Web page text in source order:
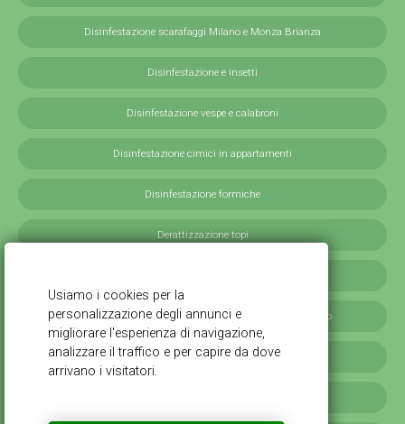
Disinfestazione scarafaggi Milano e Monza Brianza
Disinfestazione e insetti
Disinfestazione vespe e calabroni
Disinfestazione cimici in appartamenti
Disinfestazione formiche
Derattizzazione topi
Disinfestazione blatte germaniche in provincia di Milano
Servizi antilarvali, adulticidi invernali